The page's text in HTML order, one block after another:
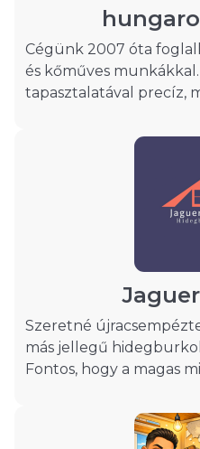
Cégünk 2007 óta
és kőműves
tapasztalatával precíz,
Munkáink
hozzáértésünket és a
elkötelezettségünket.
Szeretné
más jellegű
Fontos, hogy a magas